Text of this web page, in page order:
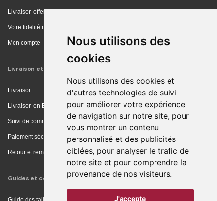
Nous utilisons des
cookies
Nous utilisons des cookies et
d'autres technologies de suivi
pour améliorer votre expérience
de navigation sur notre site, pour
vous montrer un contenu
personnalisé et des publicités
ciblées, pour analyser le trafic de
notre site et pour comprendre la
provenance de nos visiteurs.
J'accepte
Livraison offerte en magasin
Votre fidélité récompensée
Mon compte
Livraison et achat
Livraison
Livraison en Europe
Suivi de commande
Paiement sécurisé
Retour et remboursement
Guides et conseils
Guide des tailles